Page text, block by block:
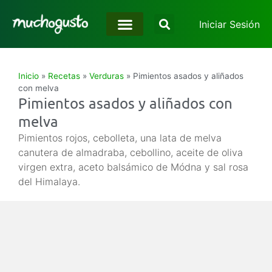
Iniciar Sesión
Inicio » Recetas » Verduras » Pimientos asados y aliñados
con melva
Pimientos asados y aliñados con
melva
Pimientos rojos, cebolleta, una lata de melva
canutera de almadraba, cebollino, aceite de oliva
virgen extra, aceto balsámico de Módna y sal rosa
del Himalaya.